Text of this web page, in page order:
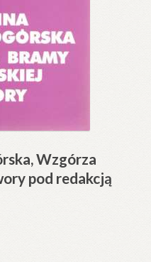
Wzgórza
pod redakcją